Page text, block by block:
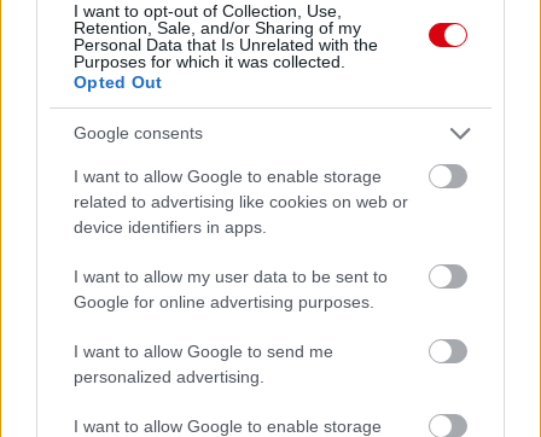
I want to opt-out of Collection, Use,
Retention, Sale, and/or Sharing of my
Personal Data that Is Unrelated with the
Purposes for which it was collected.
Opted Out
Google consents
I want to allow Google to enable storage
related to advertising like cookies on web or
device identifiers in apps.
I want to allow my user data to be sent to
Google for online advertising purposes.
I want to allow Google to send me
personalized advertising.
I want to allow Google to enable storage